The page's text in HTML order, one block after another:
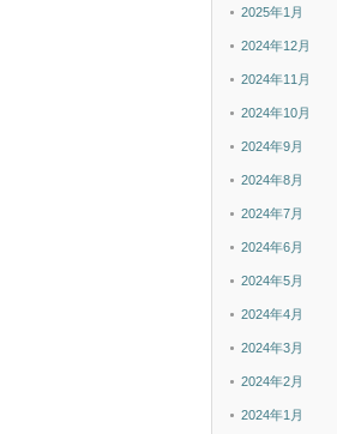
2025年1月
2024年12月
2024年11月
2024年10月
2024年9月
2024年8月
2024年7月
2024年6月
2024年5月
2024年4月
2024年3月
2024年2月
2024年1月